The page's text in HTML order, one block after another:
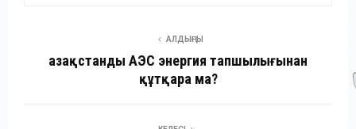
АЛДЫҢҒЫ
Қазақстанды АЭС энергия тапшылығынан
құтқара ма?